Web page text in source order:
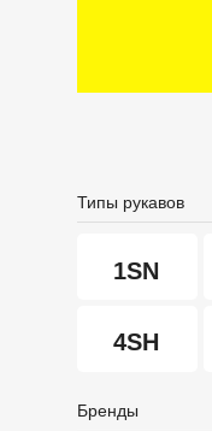
Бренды
Типы рукавов
1SN
4SH